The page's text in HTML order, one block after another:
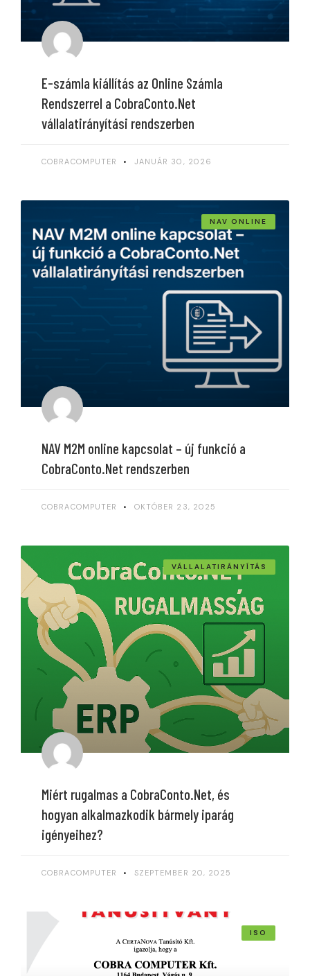
E-számla kiállítás az Online Számla
Rendszerrel a CobraConto.Net
vállalatirányítási rendszerben
COBRACOMPUTER JANUÁR 30, 2026
NAV ONLINE
NAV M2M online kapcsolat – új funkció a
CobraConto.Net rendszerben
COBRACOMPUTER OKTÓBER 23, 2025
VÁLLALATIRÁNYÍTÁS
Miért rugalmas a CobraConto.Net, és
hogyan alkalmazkodik bármely iparág
igényeihez?
COBRACOMPUTER SZEPTEMBER 20, 2025
ISO